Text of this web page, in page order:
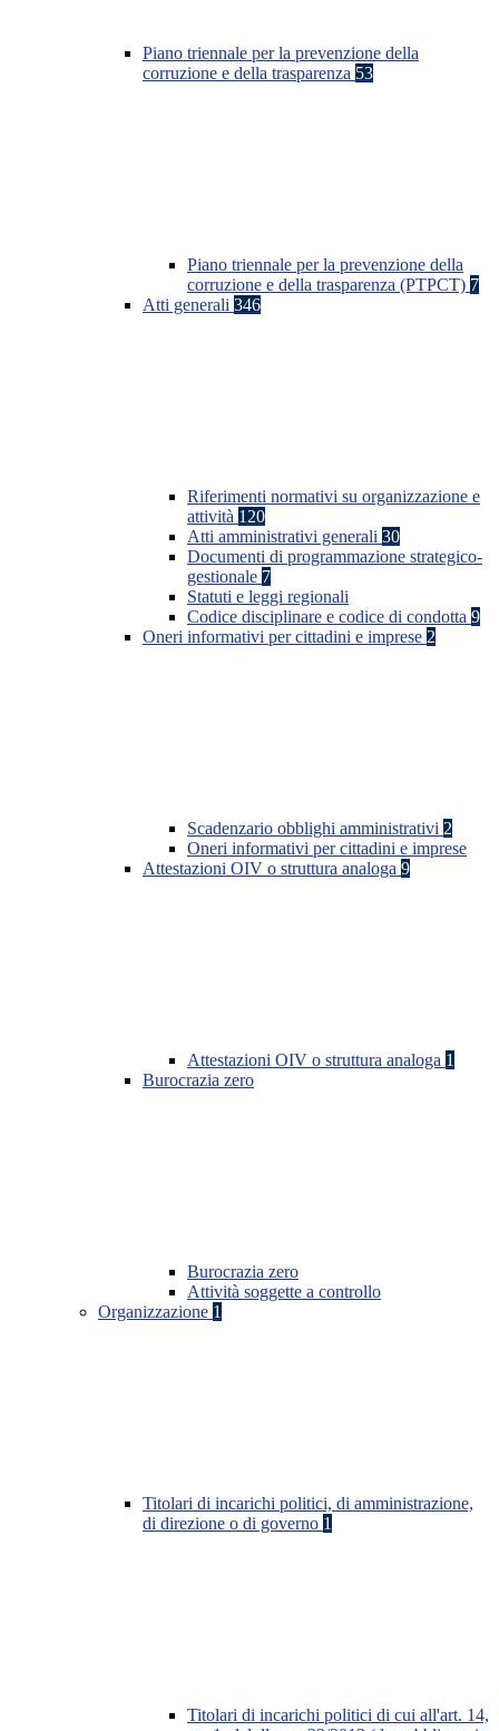
Piano triennale per la prevenzione della
corruzione e della trasparenza 53
Piano triennale per la prevenzione della
corruzione e della trasparenza (PTPCT) 7
Atti generali 346
Riferimenti normativi su organizzazione e
attività 120
Atti amministrativi generali 30
Documenti di programmazione strategico-
gestionale 7
Statuti e leggi regionali
Codice disciplinare e codice di condotta 9
Oneri informativi per cittadini e imprese 2
Scadenzario obblighi amministrativi 2
Oneri informativi per cittadini e imprese
Attestazioni OIV o struttura analoga 9
Attestazioni OIV o struttura analoga 1
Burocrazia zero
Burocrazia zero
Attività soggette a controllo
Organizzazione 1
Titolari di incarichi politici, di amministrazione,
di direzione o di governo 1
Titolari di incarichi politici di cui all'art. 14,